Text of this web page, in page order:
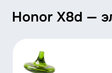
Honor X8d —